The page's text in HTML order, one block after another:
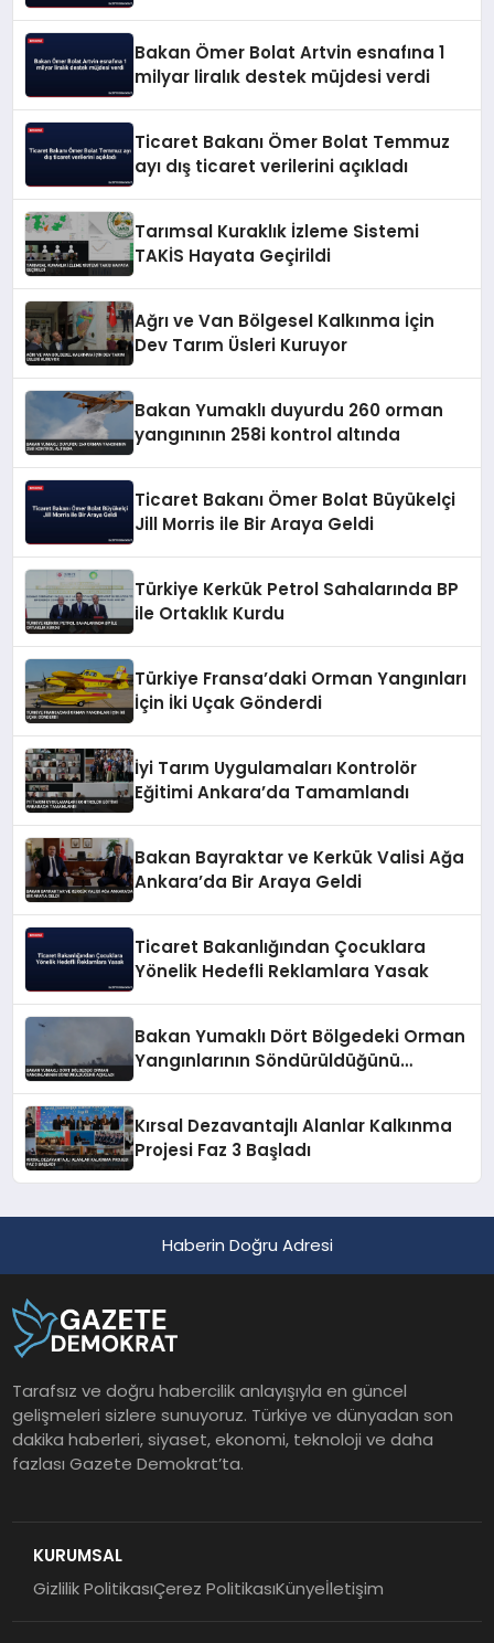
Bakan Ömer Bolat Artvin esnafına 1
milyar liralık destek müjdesi verdi
Ticaret Bakanı Ömer Bolat Temmuz
ayı dış ticaret verilerini açıkladı
Tarımsal Kuraklık İzleme Sistemi
TAKİS Hayata Geçirildi
Ağrı ve Van Bölgesel Kalkınma İçin
Dev Tarım Üsleri Kuruyor
Bakan Yumaklı duyurdu 260 orman
yangınının 258i kontrol altında
Ticaret Bakanı Ömer Bolat Büyükelçi
Jill Morris ile Bir Araya Geldi
Türkiye Kerkük Petrol Sahalarında BP
ile Ortaklık Kurdu
Türkiye Fransa’daki Orman Yangınları
İçin İki Uçak Gönderdi
İyi Tarım Uygulamaları Kontrolör
Eğitimi Ankara’da Tamamlandı
Bakan Bayraktar ve Kerkük Valisi Ağa
Ankara’da Bir Araya Geldi
Ticaret Bakanlığından Çocuklara
Yönelik Hedefli Reklamlara Yasak
Bakan Yumaklı Dört Bölgedeki Orman
Yangınlarının Söndürüldüğünü
Kırsal Dezavantajlı Alanlar Kalkınma
Projesi Faz 3 Başladı
Haberin Doğru Adresi
Tarafsız ve doğru habercilik anlayışıyla en güncel
gelişmeleri sizlere sunuyoruz. Türkiye ve dünyadan son
dakika haberleri, siyaset, ekonomi, teknoloji ve daha
fazlası Gazete Demokrat’ta.
KURUMSAL
Gizlilik PolitikasıÇerez PolitikasıKünyeİletişim